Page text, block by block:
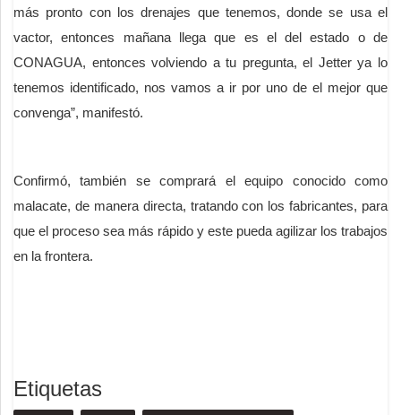
más pronto con los drenajes que tenemos, donde se usa el
vactor, entonces mañana llega que es el del estado o de
CONAGUA, entonces volviendo a tu pregunta, el Jetter ya lo
tenemos identificado, nos vamos a ir por uno de el mejor que
convenga”, manifestó.
Confirmó, también se comprará el equipo conocido como
malacate, de manera directa, tratando con los fabricantes, para
que el proceso sea más rápido y este pueda agilizar los trabajos
en la frontera.
Etiquetas